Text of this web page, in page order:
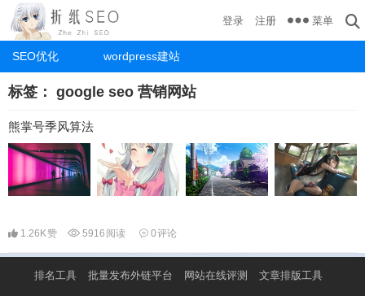
SEO优化 wordpress建站
登录 注册 菜单
标签： google seo 营销网站
熊掌号季风算法
1.26K赞 5916 阅读 0评论
排名工具 批量发布外链平台 网站在线评测 文章排版工具